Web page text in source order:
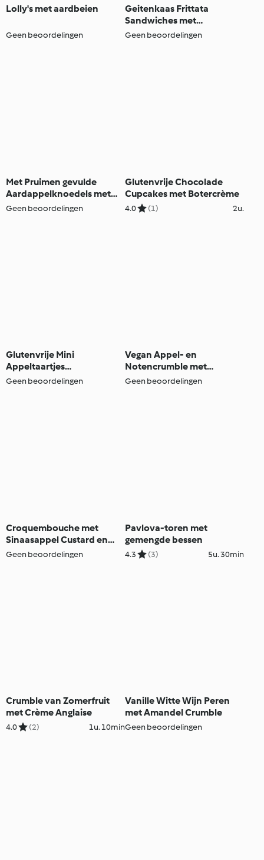
Lolly's met aardbeien
Geen beoordelingen
Geitenkaas Frittata
Sandwiches met
Gekarameliseerde Rode
Geen beoordelingen
Met Pruimen gevulde
Aardappelknoedels met
Vanillesaus
Geen beoordelingen
Glutenvrije Chocolade
Cupcakes met Botercrème
4.0 (1) 2u.
Glutenvrije Mini
Appeltaartjes
(koolhydraatarm)
Geen beoordelingen
Vegan Appel- en
Notencrumble met
Rozijnen
Geen beoordelingen
Croquembouche met
Sinaasappel Custard en
Pure Chocolade
Geen beoordelingen
Pavlova-toren met
gemengde bessen
4.3 (3) 5u. 30min
Crumble van Zomerfruit
met Crème Anglaise
4.0 (2) 1u. 10min
Vanille Witte Wijn Peren
met Amandel Crumble
Geen beoordelingen